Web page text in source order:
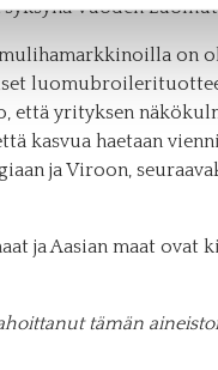
Vuoden
on
että yrityksen
kasvua haetaan
ja Viroon,
ja Aasian maat ovat
tämän